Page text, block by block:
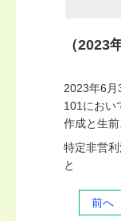
（2023
2023年6
101におい
作成と生前
特定非営
と
前へ